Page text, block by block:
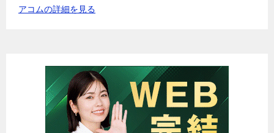
アコムの詳細を見る